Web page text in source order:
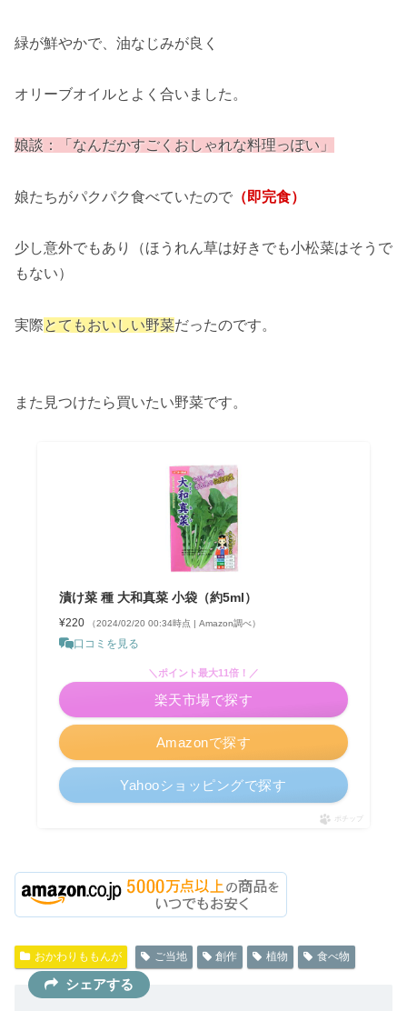
緑が鮮やかで、油なじみが良く
オリーブオイルとよく合いました。
娘談：「なんだかすごくおしゃれな料理っぽい」
娘たちがパクパク食べていたので （即完食）
少し意外でもあり（ほうれん草は好きでも小松菜はそうで
もない）
実際とてもおいしい野菜だったのです。
また見つけたら買いたい野菜です。
漬け菜 種 大和真菜 小袋（約5ml）
¥220 （2024/02/20 00:34時点 | Amazon調べ）
口コミを見る
Amazonで探す
＼ポイント最大11倍！／
楽天市場で探す
Yahooショッピングで探す
ポチップ
おかわりももんが ご当地 創作 植物 食べ物
シェアする